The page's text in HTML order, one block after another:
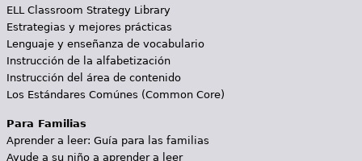
ELL Classroom Strategy Library
Estrategias y mejores prácticas
Lenguaje y enseñanza de vocabulario
Instrucción de la alfabetización
Instrucción del área de contenido
Los Estándares Comúnes (Common Core)
Para Familias
Aprender a leer: Guía para las familias
Ayude a su niño a aprender a leer